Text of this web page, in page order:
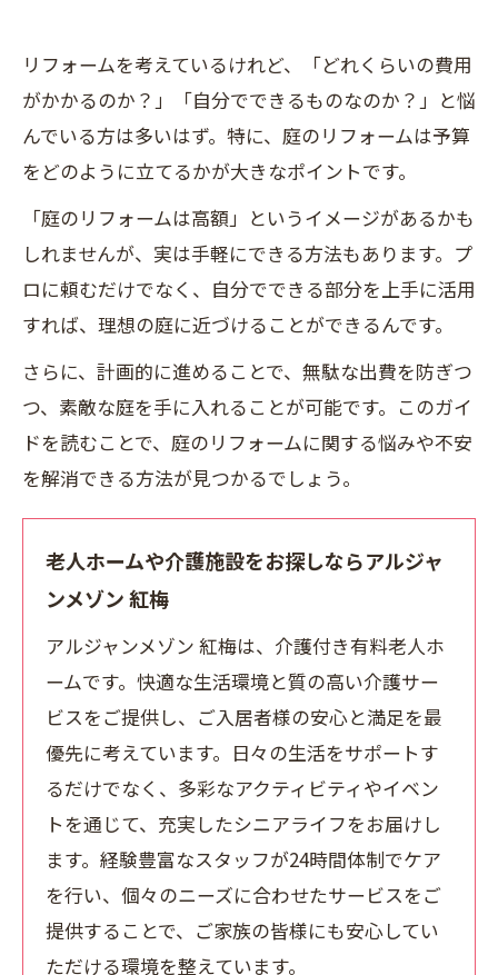
リフォームを考えているけれど、「どれくらいの費用
がかかるのか？」「自分でできるものなのか？」と悩
んでいる方は多いはず。特に、庭のリフォームは予算
をどのように立てるかが大きなポイントです。
「庭のリフォームは高額」というイメージがあるかも
しれませんが、実は手軽にできる方法もあります。プ
ロに頼むだけでなく、自分でできる部分を上手に活用
すれば、理想の庭に近づけることができるんです。
さらに、計画的に進めることで、無駄な出費を防ぎつ
つ、素敵な庭を手に入れることが可能です。このガイ
ドを読むことで、庭のリフォームに関する悩みや不安
を解消できる方法が見つかるでしょう。
老人ホームや介護施設をお探しならアルジャ
ンメゾン 紅梅
アルジャンメゾン 紅梅は、介護付き有料老人ホ
ームです。快適な生活環境と質の高い介護サー
ビスをご提供し、ご入居者様の安心と満足を最
優先に考えています。日々の生活をサポートす
るだけでなく、多彩なアクティビティやイベン
トを通じて、充実したシニアライフをお届けし
ます。経験豊富なスタッフが24時間体制でケア
を行い、個々のニーズに合わせたサービスをご
提供することで、ご家族の皆様にも安心してい
ただける環境を整えています。